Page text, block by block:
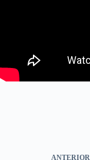
ANTERIOR